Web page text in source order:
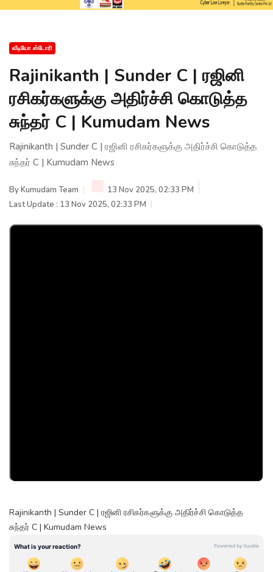
வீடியோ ஸ்டோரி
Rajinikanth | Sunder C | ரஜினி
ரசிகர்களுக்கு அதிர்ச்சி கொடுத்த
சுந்தர் C | Kumudam News
Rajinikanth | Sunder C | ரஜினி ரசிகர்களுக்கு அதிர்ச்சி கொடுத்த
சுந்தர் C | Kumudam News
ByKumudam Team
13 Nov 2025, 02:33 PM
Last Update : 13 Nov 2025, 02:33 PM
Rajinikanth | Sunder C | ரஜினி ரசிகர்களுக்கு அதிர்ச்சி கொடுத்த
சுந்தர் C | Kumudam News